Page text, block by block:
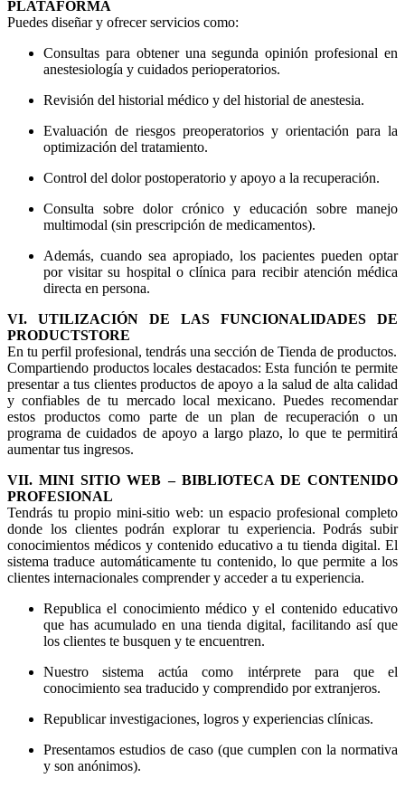
PLATAFORMA
Puedes diseñar y ofrecer servicios como:
Consultas para obtener una segunda opinión profesional en
anestesiología y cuidados perioperatorios.
Revisión del historial médico y del historial de anestesia.
Evaluación de riesgos preoperatorios y orientación para la
optimización del tratamiento.
Control del dolor postoperatorio y apoyo a la recuperación.
Consulta sobre dolor crónico y educación sobre manejo
multimodal (sin prescripción de medicamentos).
Además, cuando sea apropiado, los pacientes pueden optar
por visitar su hospital o clínica para recibir atención médica
directa en persona.
VI. UTILIZACIÓN DE LAS FUNCIONALIDADES DE
PRODUCTSTORE
En tu perfil profesional, tendrás una sección de Tienda de productos.
Compartiendo productos locales destacados: Esta función te permite
presentar a tus clientes productos de apoyo a la salud de alta calidad
y confiables de tu mercado local mexicano. Puedes recomendar
estos productos como parte de un plan de recuperación o un
programa de cuidados de apoyo a largo plazo, lo que te permitirá
aumentar tus ingresos.
VII. MINI SITIO WEB – BIBLIOTECA DE CONTENIDO
PROFESIONAL
Tendrás tu propio mini-sitio web: un espacio profesional completo
donde los clientes podrán explorar tu experiencia. Podrás subir
conocimientos médicos y contenido educativo a tu tienda digital. El
sistema traduce automáticamente tu contenido, lo que permite a los
clientes internacionales comprender y acceder a tu experiencia.
Republica el conocimiento médico y el contenido educativo
que has acumulado en una tienda digital, facilitando así que
los clientes te busquen y te encuentren.
Nuestro sistema actúa como intérprete para que el
conocimiento sea traducido y comprendido por extranjeros.
Republicar investigaciones, logros y experiencias clínicas.
Presentamos estudios de caso (que cumplen con la normativa
y son anónimos).